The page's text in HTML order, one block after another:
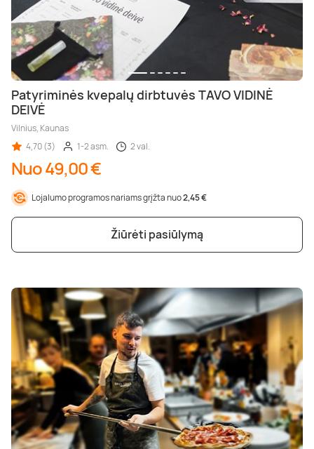
Patyriminės kvepalų dirbtuvės TAVO VIDINĖ
DEIVĖ
Vilnius, Kaunas
4,70 (3)
1-2 asm. 2 val.
Nuo 49,00 €
Lojalumo programos nariams grįžta nuo2,45 €
Žiūrėti pasiūlymą